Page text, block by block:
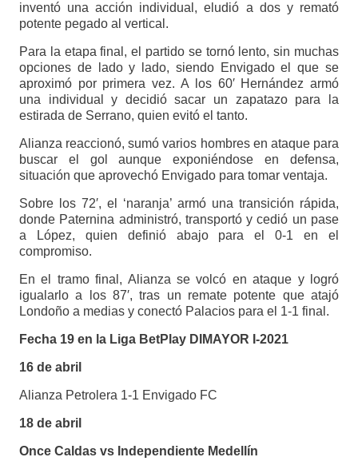
inventó una acción individual, eludió a dos y remató
potente pegado al vertical.
Para la etapa final, el partido se tornó lento, sin muchas
opciones de lado y lado, siendo Envigado el que se
aproximó por primera vez. A los 60′ Hernández armó
una individual y decidió sacar un zapatazo para la
estirada de Serrano, quien evitó el tanto.
Alianza reaccionó, sumó varios hombres en ataque para
buscar el gol aunque exponiéndose en defensa,
situación que aprovechó Envigado para tomar ventaja.
Sobre los 72′, el ‘naranja’ armó una transición rápida,
donde Paternina administró, transportó y cedió un pase
a López, quien definió abajo para el 0-1 en el
compromiso.
En el tramo final, Alianza se volcó en ataque y logró
igualarlo a los 87′, tras un remate potente que atajó
Londoño a medias y conectó Palacios para el 1-1 final.
Fecha 19 en la Liga BetPlay DIMAYOR I-2021
16 de abril
Alianza Petrolera 1-1 Envigado FC
18 de abril
Once Caldas vs Independiente Medellín